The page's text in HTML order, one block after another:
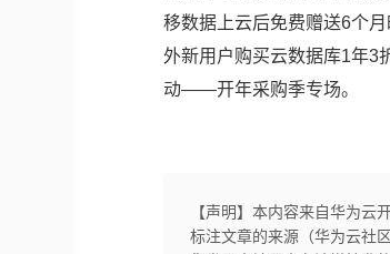
移数据上云后免费赠送6个
外新用户购买云数据库1年
动——开年采购季专场。
【声明】本内容来自华为
标注文章的来源（华为云社